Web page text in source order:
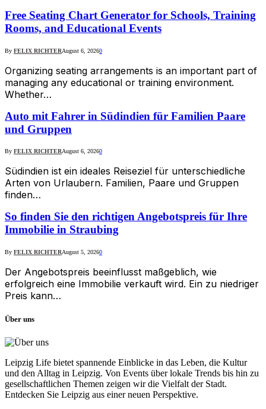
Free Seating Chart Generator for Schools, Training
Rooms, and Educational Events
By FELIX RICHTERAugust 6, 20260
Organizing seating arrangements is an important part of
managing any educational or training environment.
Whether…
Auto mit Fahrer in Südindien für Familien Paare
und Gruppen
By FELIX RICHTERAugust 6, 20260
Südindien ist ein ideales Reiseziel für unterschiedliche
Arten von Urlaubern. Familien, Paare und Gruppen
finden…
So finden Sie den richtigen Angebotspreis für Ihre
Immobilie in Straubing
By FELIX RICHTERAugust 5, 20260
Der Angebotspreis beeinflusst maßgeblich, wie
erfolgreich eine Immobilie verkauft wird. Ein zu niedriger
Preis kann…
Über uns
Leipzig Life bietet spannende Einblicke in das Leben, die Kultur
und den Alltag in Leipzig. Von Events über lokale Trends bis hin zu
gesellschaftlichen Themen zeigen wir die Vielfalt der Stadt.
Entdecken Sie Leipzig aus einer neuen Perspektive.